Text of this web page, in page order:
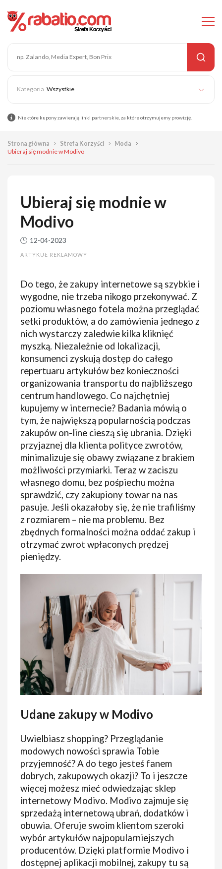
Wszystkie
Niektóre kupony zawierają linki partnerskie, za które otrzymujemy prowizję.
Strona główna Strefa Korzyści
Moda
Ubieraj się modnie w Modivo
Ubieraj się modnie w
Modivo
12-04-2023
ARTYKUŁ REKLAMOWY
Do tego, że zakupy internetowe są szybkie i
wygodne, nie trzeba nikogo przekonywać. Z
poziomu własnego fotela można przeglądać
setki produktów, a do zamówienia jednego z
nich wystarczy zaledwie kilka kliknięć
myszką. Niezależnie od lokalizacji,
konsumenci zyskują dostęp do całego
repertuaru artykułów bez konieczności
organizowania transportu do najbliższego
centrum handlowego. Co najchętniej
kupujemy w internecie? Badania mówią o
tym, że największą popularnością podczas
zakupów on-line cieszą się ubrania. Dzięki
przyjaznej dla klienta polityce zwrotów,
minimalizuje się obawy związane z brakiem
możliwości przymiarki. Teraz w zaciszu
własnego domu, bez pośpiechu można
sprawdzić, czy zakupiony towar na nas
pasuje. Jeśli okazałoby się, że nie trafiliśmy
z rozmiarem – nie ma problemu. Bez
zbędnych formalności można oddać zakup i
otrzymać zwrot wpłaconych prędzej
pieniędzy.
Udane zakupy w Modivo
Uwielbiasz shopping? Przeglądanie
modowych nowości sprawia Tobie
przyjemność? A do tego jesteś fanem
dobrych, zakupowych okazji? To i jeszcze
więcej możesz mieć odwiedzając sklep
internetowy Modivo. Modivo zajmuje się
sprzedażą internetową ubrań, dodatków i
obuwia. Oferuje swoim klientom szeroki
wybór artykułów najpopularniejszych
producentów. Dzięki platformie Modivo i
dostępnej aplikacji mobilnej, zakupy tu są